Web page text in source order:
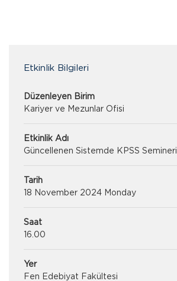
Etkinlik Bilgileri
Düzenleyen Birim
Kariyer ve Mezunlar Ofisi
Etkinlik Adı
Güncellenen Sistemde KPSS Semineri
Tarih
18 November 2024 Monday
Saat
16.00
Yer
Fen Edebiyat Fakültesi